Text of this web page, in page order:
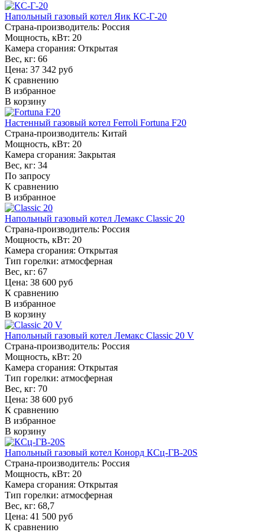
Напольный газовый котел Яик КС-Г-20
Страна-производитель: Россия
Мощность, кВт: 20
Камера сгорания: Открытая
Вес, кг: 66
Цена: 37 342 руб
К сравнению
В избранное
В корзину
Настенный газовый котел Ferroli Fortuna F20
Страна-производитель: Китай
Мощность, кВт: 20
Камера сгорания: Закрытая
Вес, кг: 34
По запросу
К сравнению
В избранное
Напольный газовый котел Лемакс Classic 20
Страна-производитель: Россия
Мощность, кВт: 20
Камера сгорания: Открытая
Тип горелки: атмосферная
Вес, кг: 67
Цена: 38 600 руб
К сравнению
В избранное
В корзину
Напольный газовый котел Лемакс Classic 20 V
Страна-производитель: Россия
Мощность, кВт: 20
Камера сгорания: Открытая
Тип горелки: атмосферная
Вес, кг: 70
Цена: 38 600 руб
К сравнению
В избранное
В корзину
Напольный газовый котел Конорд КСц-ГВ-20S
Страна-производитель: Россия
Мощность, кВт: 20
Камера сгорания: Открытая
Тип горелки: атмосферная
Вес, кг: 68,7
Цена: 41 500 руб
К сравнению